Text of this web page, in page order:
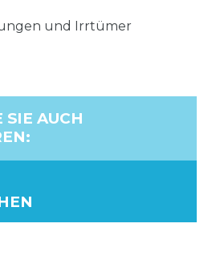
und Irrtümer
SIE AUCH
: